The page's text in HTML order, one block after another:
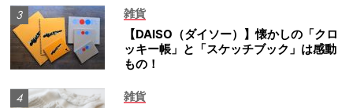
雑貨
【DAISO（ダイソー）】懐かしの「クロ
ッキー帳」と「スケッチブック」は感動
もの！
雑貨